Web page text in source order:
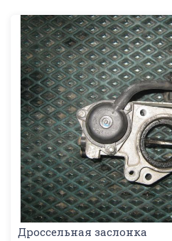
Дроссельная заслонка